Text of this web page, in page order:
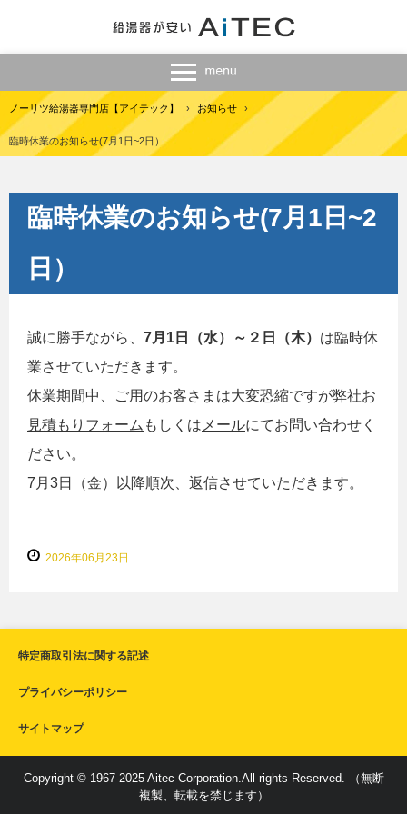
ノーリツ給湯器専門店【アイテック】 › お知らせ ›
臨時休業のお知らせ(7月1日~2日）
臨時休業のお知らせ(7月1日~2
日）
誠に勝手ながら、 7月1日（水）～２日（木） は臨時休
業させていただきます。
休業期間中、ご用のお客さまは大変恐縮ですが弊社お
見積もりフォーム もしくは メールにてお問い合わせく
ださい。
7月3日（金）以降順次、返信させていただきます。
2026年06月23日
特定商取引法に関する記述
プライバシーポリシー
サイトマップ
Copyright © 1967-2025 Aitec Corporation.All rights Reserved. （無断
複製、転載を禁じます）